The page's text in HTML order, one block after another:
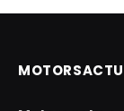
MOTORSACTU